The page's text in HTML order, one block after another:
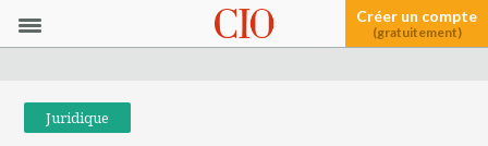
Créer un compte
(gratuitement)
Juridique